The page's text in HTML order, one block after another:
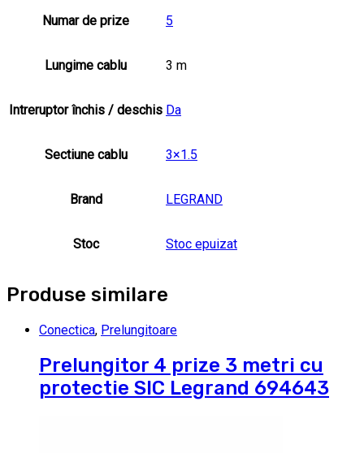
Numar de prize 5
Lungime cablu 3 m
Intreruptor închis / deschis Da
Sectiune cablu 3×1.5
Brand LEGRAND
Stoc Stoc epuizat
Produse similare
Conectica, Prelungitoare
Prelungitor 4 prize 3 metri cu
protectie SIC Legrand 694643